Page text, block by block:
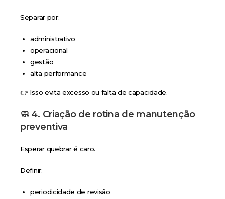
Separar por:
administrativo
operacional
gestão
alta performance
👉 Isso evita excesso ou falta de capacidade.
🧼 4. Criação de rotina de manutenção
preventiva
Esperar quebrar é caro.
Definir:
periodicidade de revisão